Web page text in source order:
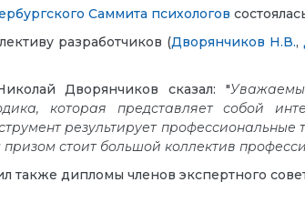
Саммита психологов
разработчиков (Дворянчиков Н.В.,
Дворянчиков сказал: "
которая представляет собой
результирует
стоит большой коллектив
также дипломы членов экспертного